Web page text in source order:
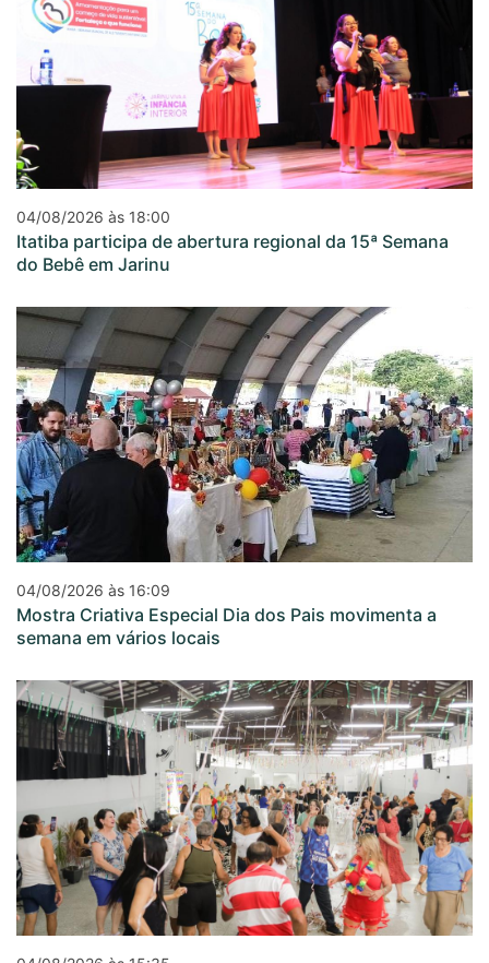
04/08/2026 às 18:00
Itatiba participa de abertura regional da 15ª Semana
do Bebê em Jarinu
04/08/2026 às 16:09
Mostra Criativa Especial Dia dos Pais movimenta a
semana em vários locais